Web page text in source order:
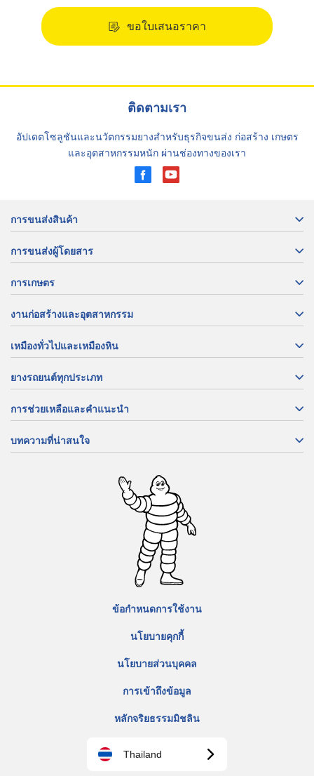
ขอใบเสนอราคา
ติดตามเรา
อัปเดตโซลูชันและนวัตกรรมยางสำหรับธุรกิจขนส่ง ก่อสร้าง เกษตร
และอุตสาหกรรมหนัก ผ่านช่องทางของเรา
การขนส่งสินค้า
การขนส่งผู้โดยสาร
การเกษตร
งานก่อสร้างและอุตสาหกรรม
เหมืองทั่วไปและเหมืองหิน
ยางรถยนต์ทุกประเภท
การช่วยเหลือและคำแนะนำ
บทความที่น่าสนใจ
ข้อกำหนดการใช้งาน
นโยบายคุกกี้
นโยบายส่วนบุคคล
การเข้าถึงข้อมูล
หลักจริยธรรมมิชลิน
Thailand